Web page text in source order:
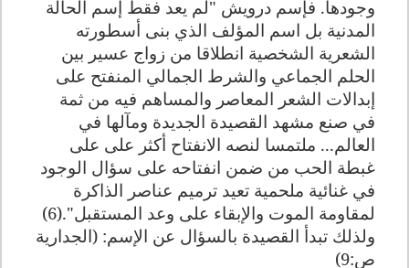
وجودها. فإسم درويش "لم يعد فقط إسم الحالة
المدنية بل اسم المؤلف الذي بنى أسطورته
الشعرية الشخصية انطلاقا من زواج عسير بين
الحلم الجماعي والشرط الجمالي المنفتح على
إبدالات الشعر المعاصر والمساهم فيه من ثمة
في صنع مشهد القصيدة الجديدة ومآلها في
العالم... ملتمسا لنصه الانفتاح أكثر على على
غبطة الحب من ضمن انفتاحه على سؤال الوجود
في غنائية ملحمية تعيد ترميم عناصر الذاكرة
لمقاومة الموت والإبقاء على وعد المستقبل".(6)
ولذلك تبدأ القصيدة بالسؤال عن الإسم: (الجدارية
ص:9)